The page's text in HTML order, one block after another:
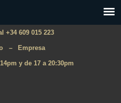
+34 609 015 223
– Empresa
y de 17 a 20:30pm